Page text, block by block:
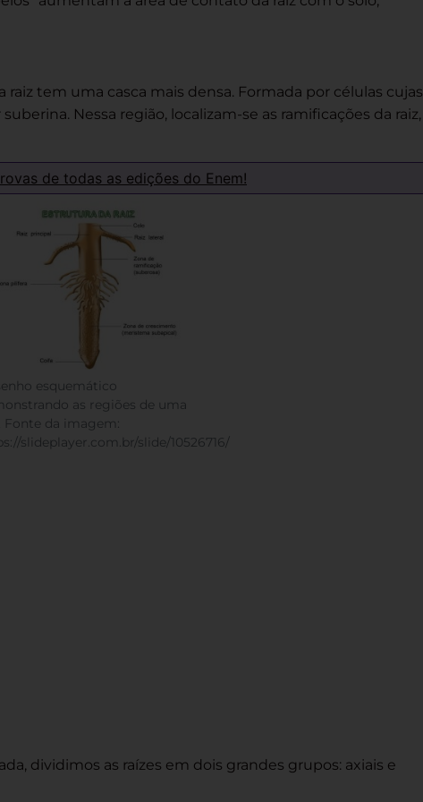
raiz tem uma casca mais densa. Formada por células cujas
Nessa região, localizam-se as ramificações da raiz,
de todas as edições do Enem!
esquemático
as regiões de uma
Fonte da imagem:
slideplayer.com.br/slide/10526716/
dividimos as raízes em dois grandes grupos: axiais e